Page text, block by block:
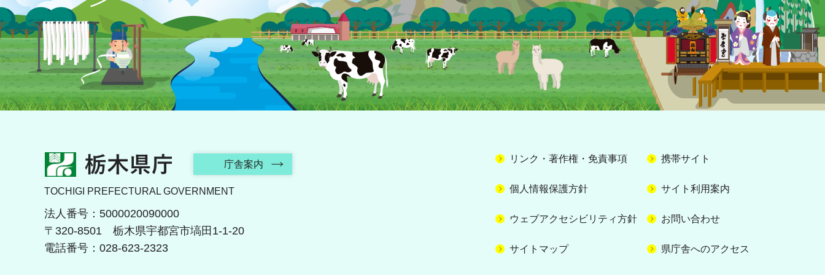
栃木県庁 庁舎案内
TOCHIGI PREFECTURAL GOVERNMENT
法人番号：5000020090000
〒320-8501 栃木県宇都宮市塙田1-1-20
電話番号：028-623-2323
リンク・著作権・免責事項 携帯サイト
個人情報保護方針 サイト利用案内
ウェブアクセシビリティ方針 お問い合わせ
サイトマップ 県庁舎へのアクセス